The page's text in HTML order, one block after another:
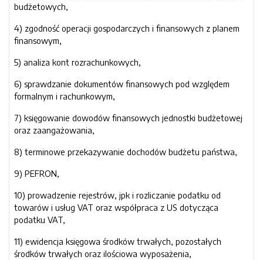
budżetowych,
4) zgodność operacji gospodarczych i finansowych z planem
finansowym,
5) analiza kont rozrachunkowych,
6) sprawdzanie dokumentów finansowych pod względem
formalnym i rachunkowym,
7) księgowanie dowodów finansowych jednostki budżetowej
oraz zaangażowania,
8) terminowe przekazywanie dochodów budżetu państwa,
9) PEFRON,
10) prowadzenie rejestrów, jpk i rozliczanie podatku od
towarów i usług VAT oraz współpraca z US dotycząca
podatku VAT,
11) ewidencja księgowa środków trwałych, pozostałych
środków trwałych oraz ilościowa wyposażenia,